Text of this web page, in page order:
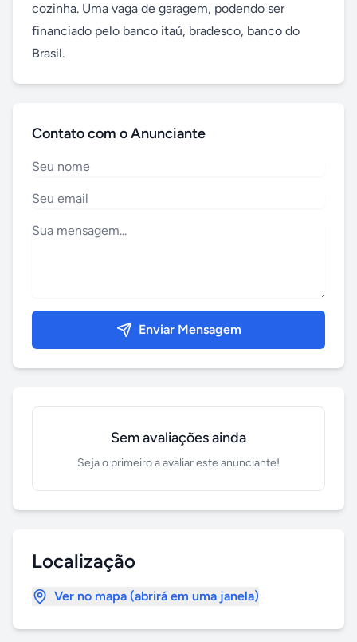
cozinha. Uma vaga de garagem, podendo ser
financiado pelo banco itaú, bradesco, banco do
Brasil.
Contato com o Anunciante
Enviar Mensagem
Sem avaliações ainda
Seja o primeiro a avaliar este anunciante!
Localização
Ver no mapa (abrirá em uma janela)